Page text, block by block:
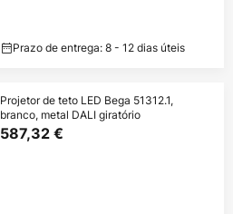
Prazo de entrega: 8 - 12 dias úteis
Projetor de teto LED Bega 51312.1,
branco, metal DALI giratório
587,32 €